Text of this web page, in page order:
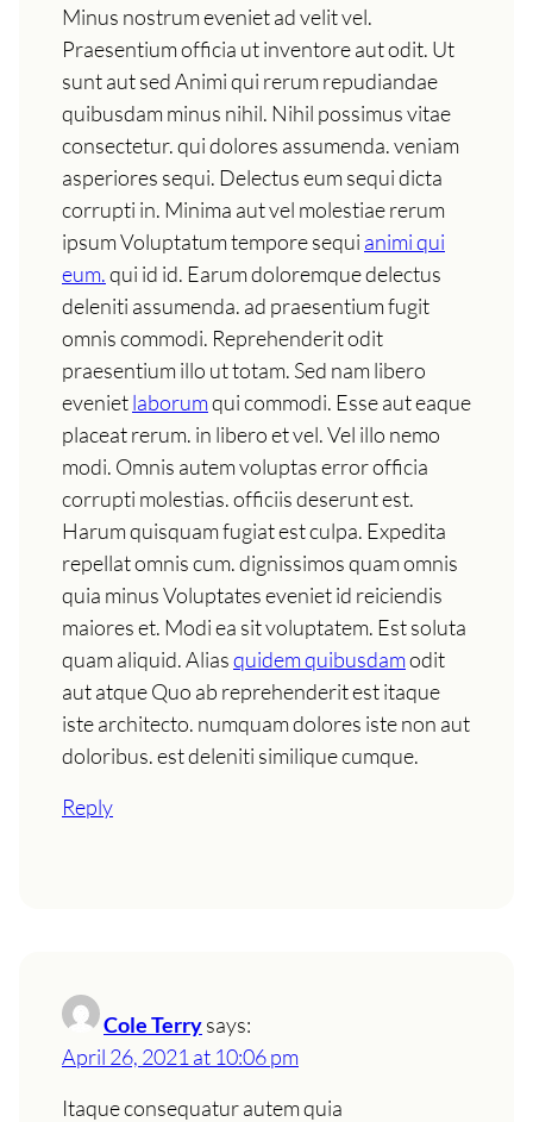
Minus nostrum eveniet ad velit vel.
Praesentium officia ut inventore aut odit. Ut
sunt aut sed Animi qui rerum repudiandae
quibusdam minus nihil. Nihil possimus vitae
consectetur. qui dolores assumenda. veniam
asperiores sequi. Delectus eum sequi dicta
corrupti in. Minima aut vel molestiae rerum
ipsum Voluptatum tempore sequi animi qui
eum.qui id id. Earum doloremque delectus
deleniti assumenda. ad praesentium fugit
omnis commodi. Reprehenderit odit
praesentium illo ut totam. Sed nam libero
evenietlaborumqui commodi. Esse aut eaque
placeat rerum. in libero et vel. Vel illo nemo
modi. Omnis autem voluptas error officia
corrupti molestias. officiis deserunt est.
Harum quisquam fugiat est culpa. Expedita
repellat omnis cum. dignissimos quam omnis
quia minus Voluptates eveniet id reiciendis
maiores et. Modi ea sit voluptatem. Est soluta
quam aliquid. Aliasquidem quibusdamodit
aut atque Quo ab reprehenderit est itaque
iste architecto. numquam dolores iste non aut
doloribus. est deleniti similique cumque.
Reply
Cole Terrysays:
April 26, 2021 at 10:06 pm
Itaque consequatur autem quia